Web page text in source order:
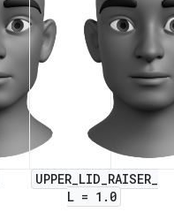
UPPER_LID_RAISER_
L = 1.0